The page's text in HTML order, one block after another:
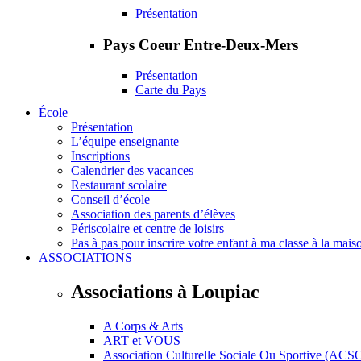
Présentation
Pays Coeur Entre-Deux-Mers
Présentation
Carte du Pays
École
Présentation
L’équipe enseignante
Inscriptions
Calendrier des vacances
Restaurant scolaire
Conseil d’école
Association des parents d’élèves
Périscolaire et centre de loisirs
Pas à pas pour inscrire votre enfant à ma classe à la
ASSOCIATIONS
Associations à Loupiac
A Corps & Arts
ART et VOUS
Association Culturelle Sociale Ou Sportive